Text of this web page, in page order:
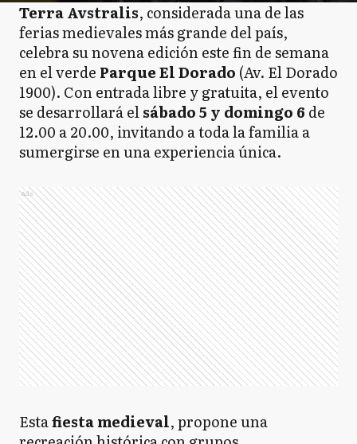
Terra Avstralis, considerada una de las
ferias medievales más grande del país,
celebra su novena edición este fin de semana
en el verde Parque El Dorado (Av. El Dorado
1900). Con entrada libre y gratuita, el evento
se desarrollará elsábado 5 y domingo 6 de
12.00 a 20.00, invitando a toda la familia a
sumergirse en una experiencia única.
Ads
Estafiesta medieval, propone una